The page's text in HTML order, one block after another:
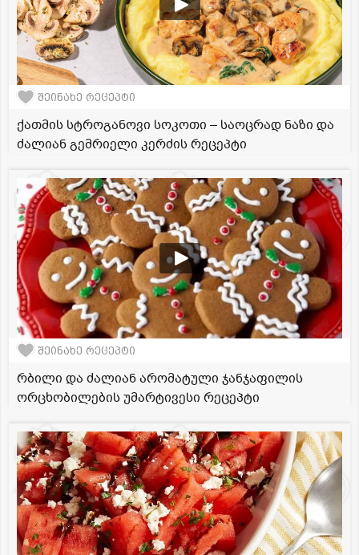
შეინახე რეცეპტი
ქათმის სტროგანოვი სოკოთი – საოცრად ნაზი და
ძალიან გემრიელი კერძის რეცეპტი
შეინახე რეცეპტი
რბილი და ძალიან არომატული ჯანჯაფილის
ორცხობილების უმარტივესი რეცეპტი